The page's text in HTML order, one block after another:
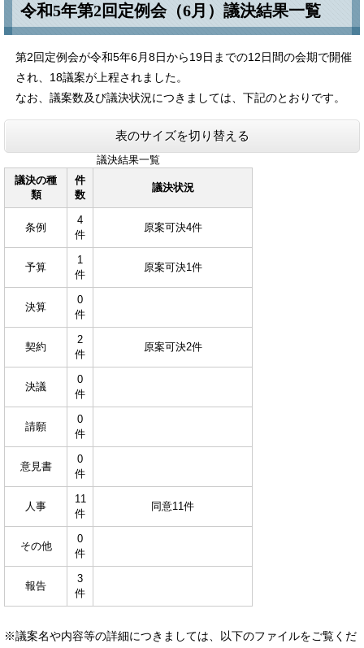
令和5年第2回定例会（6月）議決結果一覧
第2回定例会が令和5年6月8日から19日までの12日間の会期で開催
され、18議案が上程されました。
なお、議案数及び議決状況につきましては、下記のとおりです。
表のサイズを切り替える
議決結果一覧
議決の種
類
件
数
議決状況
条例
4
件
原案可決4件
予算
1
件
原案可決1件
決算
0
件
契約
2
件
原案可決2件
決議
0
件
請願
0
件
意見書
0
件
人事
11
件
同意11件
その他
0
件
報告
3
件
※議案名や内容等の詳細につきましては、以下のファイルをご覧くだ